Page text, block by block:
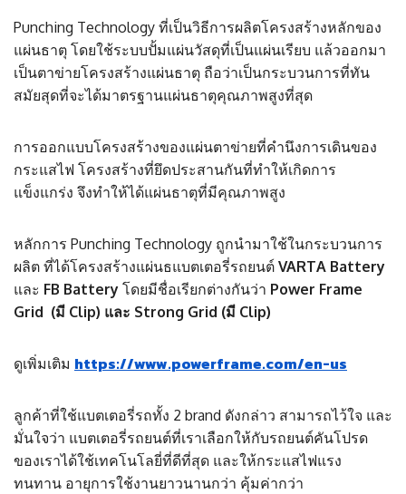
Punching Technology ที่เป็นวิธีการผลิตโครงสร้างหลักของ
แผ่นธาตุ โดยใช้ระบบปั้มแผ่นวัสดุที่เป็นแผ่นเรียบ แล้วออกมา
เป็นตาข่ายโครงสร้างแผ่นธาตุ ถือว่าเป็นกระบวนการที่ทัน
สมัยสุดที่จะได้มาตรฐานแผ่นธาตุคุณภาพสูงที่สุด
การออกแบบโครงสร้างของแผ่นตาข่ายที่คำนึงการเดินของ
กระแสไฟ โครงสร้างที่ยึดประสานกันที่ทำให้เกิดการ
แข็งแกร่ง จึงทำให้ได้แผ่นธาตุที่มีคุณภาพสูง
หลักการ Punching Technology ถูกนำมาใช้ในกระบวนการ
ผลิต ที่ได้โครงสร้างแผ่นธแบตเตอรี่รถยนต์ VARTA Battery
และ FB Battery โดยมีชื่อเรียกต่างกันว่า Power Frame
Grid (มี Clip) และ Strong Grid (มี Clip)
ดูเพิ่มเติม https://www.powerframe.com/en-us
ลูกค้าที่ใช้แบตเตอรี่รถทั้ง 2 brand ดังกล่าว สามารถไว้ใจ และ
มั่นใจว่า แบตเตอรี่รถยนต์ที่เราเลือกให้กับรถยนต์คันโปรด
ของเราได้ใช้เทคโนโลยี่ที่ดีที่สุด และให้กระแสไฟแรง
ทนทาน อายุการใช้งานยาวนานกว่า คุ้มค่ากว่า